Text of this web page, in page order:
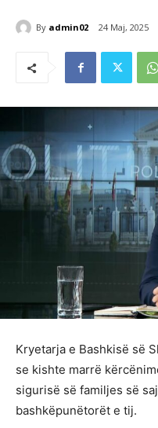
By admin02 24 Maj, 2025
Kryetarja e Bashkisë së
se kishte marrë
sigurisë së familjes së
bashkëpunëtorët e tij.